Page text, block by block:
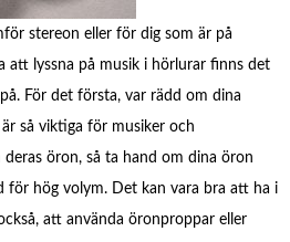
stereon eller för dig som är på
att lyssna på musik i hörlurar finns det
För det första, var rädd om dina
så viktiga för musiker och
öron, så ta hand om dina öron
för hög volym. Det kan vara bra att ha i
att använda öronproppar eller